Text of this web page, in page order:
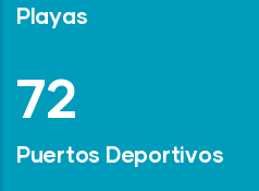
Playas
101
Puertos Deportivos